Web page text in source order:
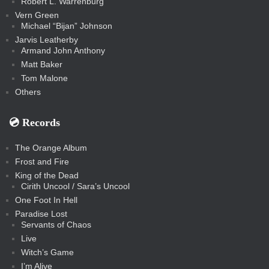
Vern Green
Michael “Bijan” Johnson
Jarvis Leatherby
Armand John Anthony
Matt Baker
Tom Malone
Others
💿️ Records
The Orange Album
Frost and Fire
King of the Dead
Cirith Uncool / Sara’s Uncool
One Foot In Hell
Paradise Lost
Servants of Chaos
Live
Witch’s Game
I’m Alive